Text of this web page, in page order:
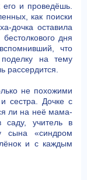
и проведёшь.
как поиски
дочка оставила
дня
что
на тему
рассердится.
не похожими
сестра. Дочке с
ли на неё мама-
саду, учитель в
сына «синдром
и с каждым